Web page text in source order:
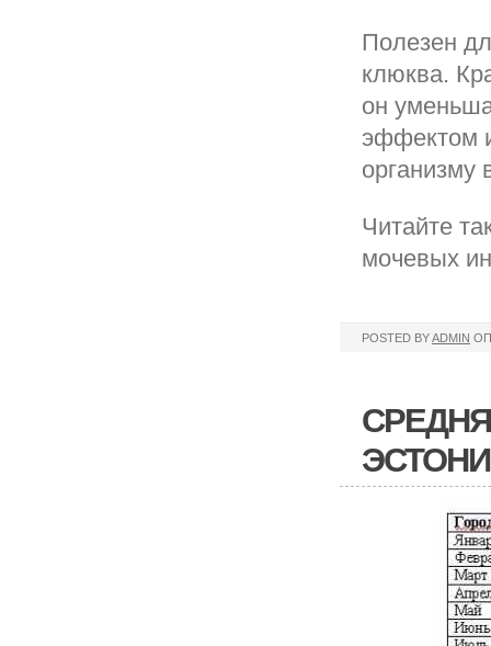
Полезен
клюква.
он
эффектом
организму
Читайте
мочевых
POSTED BYADMIN